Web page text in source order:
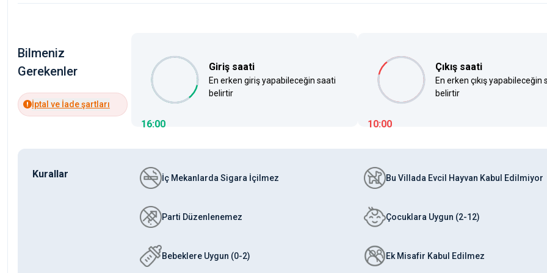
Bilmeniz
Gerekenler
İptal ve İade şartları
16:00
Giriş saati
En erken giriş yapabileceğin saati
belirtir
10:00
Çıkış saati
En erken çıkış yapabileceğin
belirtir
Kurallar İç Mekanlarda Sigara İçilmez Bu Villada Evcil Hayvan Kabul Edilmiyor
Parti Düzenlenemez Çocuklara Uygun (2-12)
Bebeklere Uygun (0-2) Ek Misafir Kabul Edilmez